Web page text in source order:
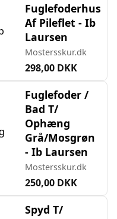
Fuglefoderhus
Af Pileflet - Ib
Laursen
Mostersskur.dk
298,00 DKK
Fuglefoder /
Bad T/
Ophæng
Grå/Mosgrøn
- Ib Laursen
Mostersskur.dk
250,00 DKK
Spyd T/